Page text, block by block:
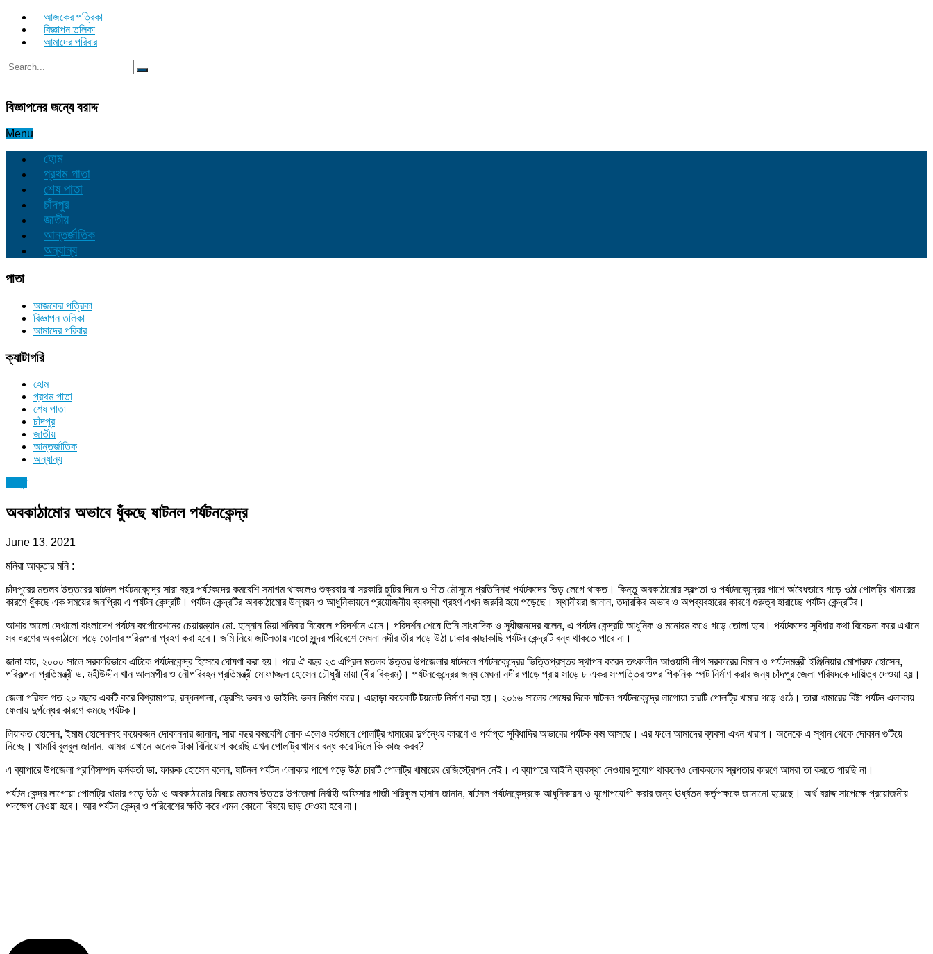
আজকের পত্রিকা
বিজ্ঞাপন তলিকা
আমাদের পরিবার
বিজ্ঞাপনের জন্যে বরাদ্দ
Menu
হোম
প্রথম পাতা
শেষ পাতা
চাঁদপুর
জাতীয়
আন্তর্জাতিক
অন্যান্য
পাতা
আজকের পত্রিকা
বিজ্ঞাপন তলিকা
আমাদের পরিবার
ক্যাটাগরি
হোম
প্রথম পাতা
শেষ পাতা
চাঁদপুর
জাতীয়
আন্তর্জাতিক
অন্যান্য
অবকাঠামোর অভাবে ধুঁকছে ষাটনল পর্যটনকেন্দ্র
June 13, 2021
মনিরা আক্তার মনি :
চাঁদপুরের মতলব উত্তরের ষাটনল পর্যটনকেন্দ্রে সারা বছর পর্যটকদের কমবেশি সমাগম থাকলেও শুক্রবার বা সরকারি ছুটির দিনে ও শীত মৌসুমে প্রতিদিনই পর্যটকদের ভিড় লেগে থাকত। কিন্তু অবকাঠামোর স্বল্পতা ও পর্যটনকেন্দ্রের পাশে অবৈধভাবে গড়ে ওঠা পোলট্রি খামারের
কারণে ধুঁকছে এক সময়ের জনপ্রিয় এ পর্যটন কেন্দ্রটি। পর্যটন কেন্দ্রটির অবকাঠামোর উন্নয়ন ও আধুনিকায়নে প্রয়োজনীয় ব্যবস্থা গ্রহণ এখন জরুরি হয়ে পড়েছে। স্থানীয়রা জানান, তদারকির অভাব ও অপব্যবহারের কারণে গুরুত্ব হারাচ্ছে পর্যটন কেন্দ্রটির।
আশার আলো দেখালো বাংলাদেশ পর্যটন কর্পোরেশনের চেয়ারম্যান মো. হান্নান মিয়া শনিবার বিকেলে পরিদর্শনে এসে। পরিদর্শন শেষে তিনি সাংবাদিক ও সুধীজনদের বলেন, এ পর্যটন কেন্দ্রটি আধুনিক ও মনোরম কওে গড়ে তোলা হবে। পর্যটকদের সুবিধার কথা বিবেচনা করে এখানে
সব ধরণের অবকাঠামো গড়ে তোলার পরিকল্পনা গ্রহণ করা হবে। জমি নিয়ে জটিলতায় এতো সুন্দর পরিবেশে মেঘনা নদীর তীর গড়ে উঠা ঢাকার কাছাকাছি পর্যটন কেন্দ্রটি বন্ধ থাকতে পারে না।
জানা যায়, ২০০০ সালে সরকারিভাবে এটিকে পর্যটনকেন্দ্র হিসেবে ঘোষণা করা হয়। পরে ঐ বছর ২৩ এপ্রিল মতলব উত্তর উপজেলার ষাটনলে পর্যটনকেন্দ্রের ভিত্তিপ্রস্তর স্থাপন করেন তৎকালীন আওয়ামী লীগ সরকারের বিমান ও পর্যটনমন্ত্রী ইঞ্জিনিয়ার মোশারফ হোসেন,
পরিকল্পনা প্রতিমন্ত্রী ড. মহীউদ্দীন খান আলমগীর ও নৌপরিবহন প্রতিমন্ত্রী মোফাজ্জল হোসেন চৌধুরী মায়া (বীর বিক্রম)। পর্যটনকেন্দ্রের জন্য মেঘনা নদীর পাড়ে প্রায় সাড়ে ৮ একর সম্পত্তির ওপর পিকনিক স্পট নির্মাণ করার জন্য চাঁদপুর জেলা পরিষদকে দায়িত্ব দেওয়া হয়।
জেলা পরিষদ গত ২০ বছরে একটি করে বিশ্রামাগার, রন্ধনশালা, ড্রেসিং ভবন ও ডাইনিং ভবন নির্মাণ করে। এছাড়া কয়েকটি টয়লেট নির্মাণ করা হয়। ২০১৬ সালের শেষের দিকে ষাটনল পর্যটনকেন্দ্রে লাগোয়া চারটি পোলট্রি খামার গড়ে ওঠে। তারা খামারের বিষ্টা পর্যটন এলাকায়
ফেলায় দুর্গন্ধের কারণে কমছে পর্যটক।
লিয়াকত হোসেন, ইমাম হোসেনসহ কয়েকজন দোকানদার জানান, সারা বছর কমবেশি লোক এলেও বর্তমানে পোলট্রি খামারের দুর্গন্ধের কারণে ও পর্যাপ্ত সুবিধাদির অভাবের পর্যটক কম আসছে। এর ফলে আমাদের ব্যবসা এখন খারাপ। অনেকে এ স্থান থেকে দোকান গুটিয়ে
নিচ্ছে। খামারি বুলবুল জানান, আমরা এখানে অনেক টাকা বিনিয়োগ করেছি এখন পোলট্রি খামার বন্ধ করে দিলে কি কাজ করব?
এ ব্যাপারে উপজেলা প্রাণিসম্পদ কর্মকর্তা ডা. ফারুক হোসেন বলেন, ষাটনল পর্যটন এলাকার পাশে গড়ে উঠা চারটি পোলট্রি খামারের রেজিস্ট্রেশন নেই। এ ব্যাপারে আইনি ব্যবস্থা নেওয়ার সুযোগ থাকলেও লোকবলের স্বল্পতার কারণে আমরা তা করতে পারছি না।
পর্যটন কেন্দ্র লাগোয়া পোলট্রি খামার গড়ে উঠা ও অবকাঠামোর বিষয়ে মতলব উত্তর উপজেলা নির্বাহী অফিসার গাজী শরিফুল হাসান জানান, ষাটনল পর্যটনকেন্দ্রকে আধুনিকায়ন ও যুগোপযোগী করার জন্য ঊর্ধ্বতন কর্তৃপক্ষকে জানানো হয়েছে। অর্থ বরাদ্দ সাপেক্ষে প্রয়োজনীয়
পদক্ষেপ নেওয়া হবে। আর পর্যটন কেন্দ্র ও পরিবেশের ক্ষতি করে এমন কোনো বিষয়ে ছাড় দেওয়া হবে না।